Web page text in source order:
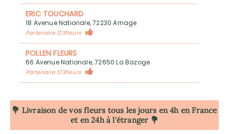
ERIC TOUCHARD
18 Avenue Nationale, 72230 Arnage
Partenaire 123fleurs
POLLEN FLEURS
66 Avenue Nationale, 72650 La Bazoge
Partenaire 123fleurs
💐 Livraison de vos fleurs tous les jours en 4h en France
et en 24h à l'étranger 💐